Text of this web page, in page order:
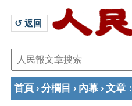
↺ 返回
首頁 › 分欄目 › 內幕 › 文章 ：